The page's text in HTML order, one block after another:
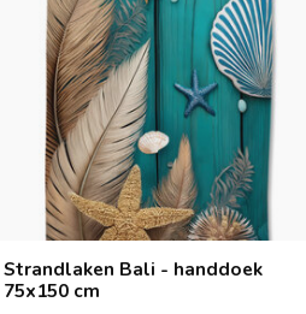
Strandlaken Bali - handdoek
75x150 cm